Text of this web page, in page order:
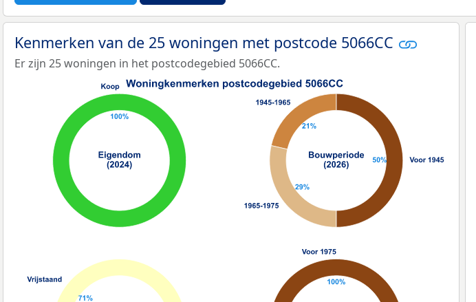
Kenmerken van de 25 woningen met postcode 5066CC
Er zijn 25 woningen in het postcodegebied 5066CC.